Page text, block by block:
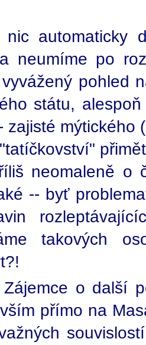
automaticky
neumíme po
pohled
státu,
zajisté mýtického
neomaleně o
-- byť
takových
Zájemce o další
přímo na